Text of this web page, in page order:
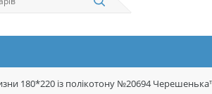
180*220 із полікотону №20694